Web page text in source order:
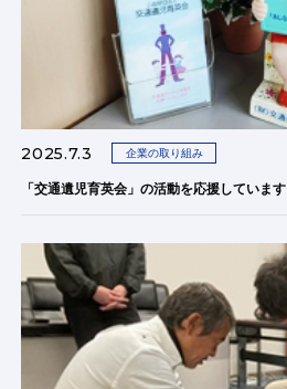
2025.7.3 企業の取り組み
「交通遺児育英会」の活動を応援しています